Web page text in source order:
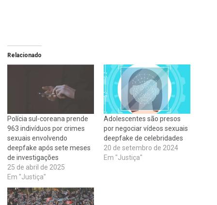
Relacionado
Polícia sul-coreana prende
963 indivíduos por crimes
sexuais envolvendo
deepfake após sete meses
de investigações
25 de abril de 2025
Em "Justiça"
Adolescentes são presos
por negociar vídeos sexuais
deepfake de celebridades
20 de setembro de 2024
Em "Justiça"